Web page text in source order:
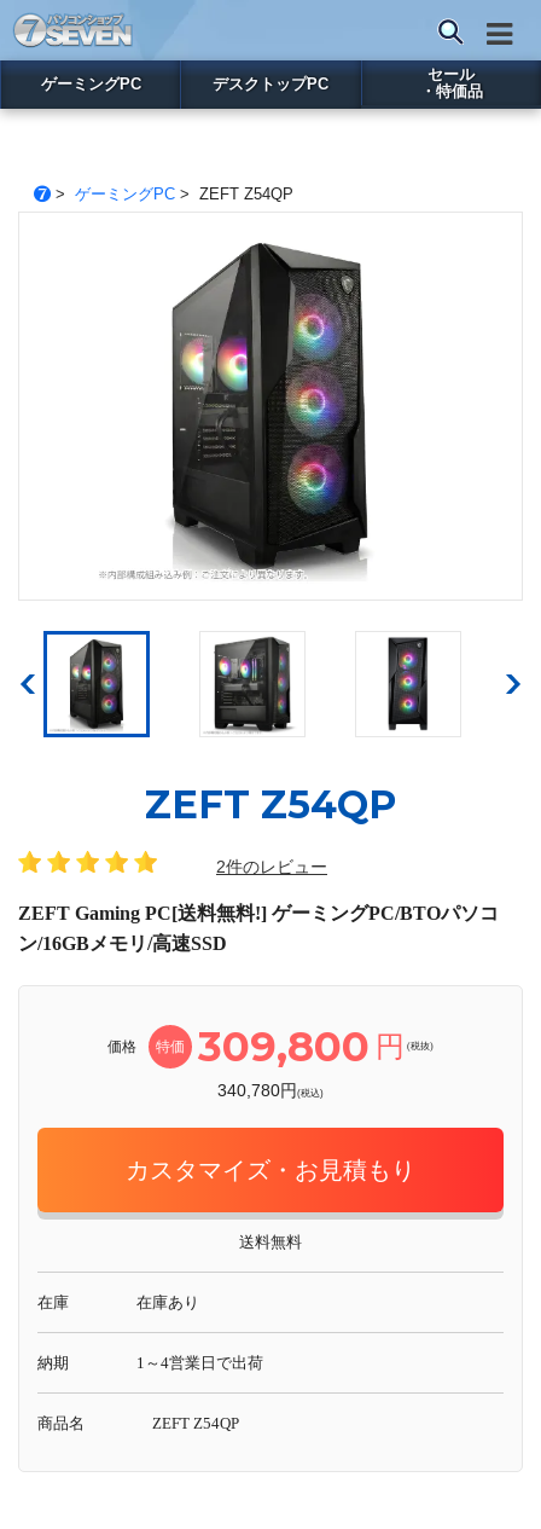
ゲーミングPC デスクトップPC
セール
・特価品
> ゲーミングPC> ZEFT Z54QP
ZEFT Z54QP
2件のレビュー
ZEFT Gaming PC[送料無料!] ゲーミングPC/BTOパソコ
ン/16GBメモリ/高速SSD
価格 特価 309,800 円 (税抜)
340,780円(税込)
カスタマイズ・お見積もり
送料無料
在庫 在庫あり
納期 1～4営業日で出荷
商品名 ZEFT Z54QP